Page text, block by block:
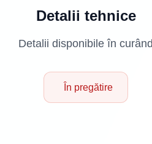
Detalii tehnice
Detalii disponibile în curând
În pregătire